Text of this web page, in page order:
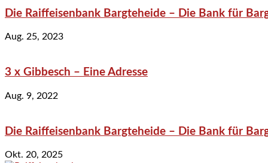
Die Raiffeisenbank Bargteheide – Die Bank für
Aug. 25, 2023
3 x Gibbesch – Eine Adresse
Aug. 9, 2022
Die Raiffeisenbank Bargteheide – Die Bank für
Okt. 20, 2025